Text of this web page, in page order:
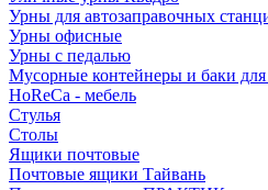
Урны для автозаправочных
Урны офисные
Урны с педалью
Мусорные контейнеры и баки
HoReCa - мебель
Стулья
Столы
Ящики почтовые
Почтовые ящики Тайвань